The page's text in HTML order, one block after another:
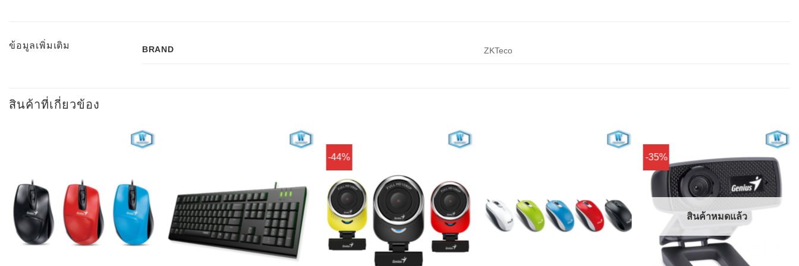
ข้อมูลเพิ่มเติม BRAND ZKTeco
สินค้าที่เกี่ยวข้อง
Add to
Wishlist
Wishlist
-44%
Add to
Wishlist
-35%
Add to
Wishlist
สินค้าหมดแล้ว